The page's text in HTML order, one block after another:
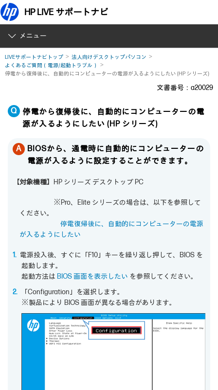
HP LIVE サポートナビ
メニュー
LIVEサポートナビトップ
法人向けデスクトップパソコン
よくあるご質問（電源/起動トラブル）
停電から復帰後に、自動的にコンピューターの電源が入るようにしたい (HP シリーズ)
文書番号：a20029
停電から復帰後に、自動的にコンピューターの電
源が入るようにしたい (HP シリーズ)
BIOSから、通電時に自動的にコンピューターの
電源が入るように設定することができます。
【対象機種】 HP シリーズ デスクトップ PC
※Pro、Elite シリーズの場合は、以下を参照して
ください。
停電復帰後に、自動的にコンピューターの電源
が入るようにしたい
電源投入後、すぐに「F10」キーを繰り返し押して、BIOS を
起動します。
起動方法は BIOS 画面を表示したい を参照してください。
「Configuration」を選択します。
※製品により BIOS 画面が異なる場合があります。